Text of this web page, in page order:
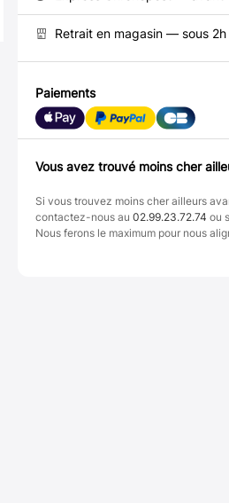
Retrait en magasin — sous 2h
Paiements
Vous avez trouvé moins cher
Si vous trouvez moins cher ailleurs
contactez-nous au 02.99.23.72.74 ou
Nous ferons le maximum pour nous